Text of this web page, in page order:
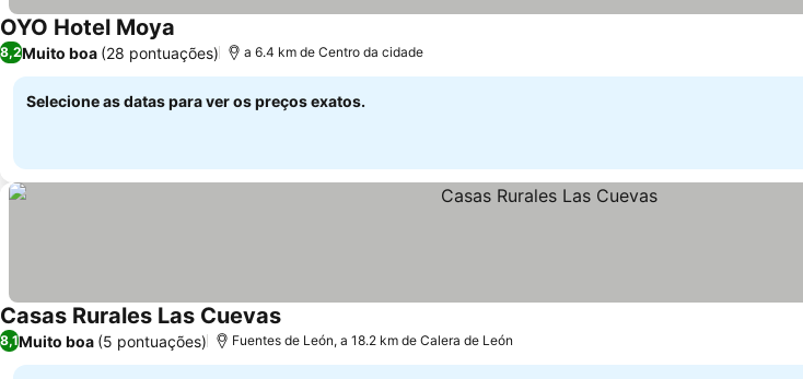
OYO Hotel Moya Ver preços
8,2Muito boa (28 pontuações) a 6.4 km de Centro da cidade
Selecione as datas para ver os preços exatos.
Casas Rurales Las CuevasVer preços
8,1Muito boa (5 pontuações) Fuentes de León, a 18.2 km de Calera de León